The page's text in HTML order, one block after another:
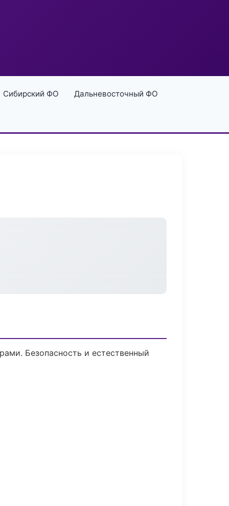
Сибирский ФО Дальневосточный ФО
Безопасность и естественный